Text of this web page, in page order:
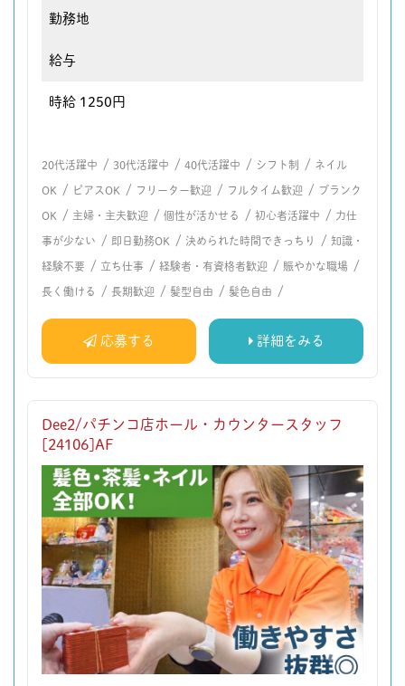
勤務地
給与
時給 1250円
20代活躍中 / 30代活躍中 / 40代活躍中 / シフト制 / ネイル
OK / ピアスOK / フリーター歓迎 / フルタイム歓迎 / ブランク
OK / 主婦・主夫歓迎 / 個性が活かせる / 初心者活躍中 / 力仕
事が少ない / 即日勤務OK / 決められた時間できっちり / 知識・
経験不要 / 立ち仕事 / 経験者・有資格者歓迎 / 賑やかな職場 /
長く働ける / 長期歓迎 / 髪型自由 / 髪色自由 /
応募する 詳細をみる
Dee2/パチンコ店ホール・カウンタースタッフ
[24106]AF